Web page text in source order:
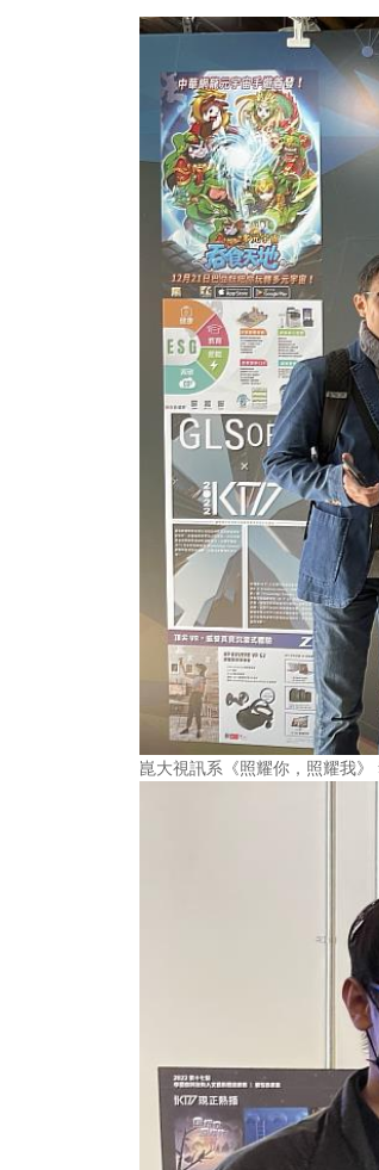
崑大視訊系《照耀你，照耀我